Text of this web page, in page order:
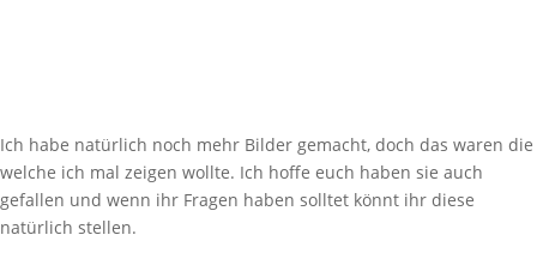
Ich habe natürlich noch mehr Bilder gemacht, doch das waren die
welche ich mal zeigen wollte. Ich hoffe euch haben sie auch
gefallen und wenn ihr Fragen haben solltet könnt ihr diese
natürlich stellen.